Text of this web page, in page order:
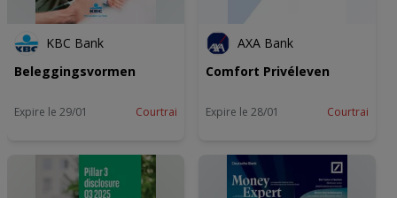
KBC Bank
Beleggingsvormen
Expire le 29/01 Courtrai
AXA Bank
Comfort Privéleven
Expire le 28/01 Courtrai